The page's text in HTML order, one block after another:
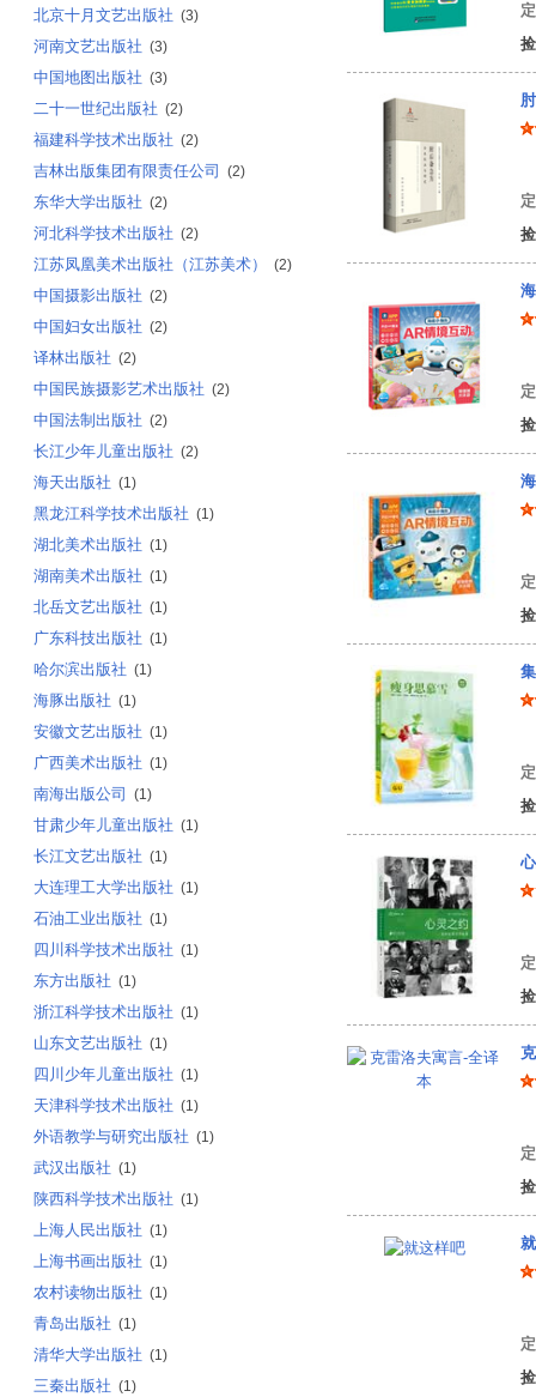
北京十月文艺出版社 (3)
河南文艺出版社 (3)
中国地图出版社 (3)
二十一世纪出版社 (2)
福建科学技术出版社 (2)
吉林出版集团有限责任公司 (2)
东华大学出版社 (2)
河北科学技术出版社 (2)
江苏凤凰美术出版社（江苏美术） (2)
中国摄影出版社 (2)
中国妇女出版社 (2)
译林出版社 (2)
中国民族摄影艺术出版社 (2)
中国法制出版社 (2)
长江少年儿童出版社 (2)
海天出版社 (1)
黑龙江科学技术出版社 (1)
湖北美术出版社 (1)
湖南美术出版社 (1)
北岳文艺出版社 (1)
广东科技出版社 (1)
哈尔滨出版社 (1)
海豚出版社 (1)
安徽文艺出版社 (1)
广西美术出版社 (1)
南海出版公司 (1)
甘肃少年儿童出版社 (1)
长江文艺出版社 (1)
大连理工大学出版社 (1)
石油工业出版社 (1)
四川科学技术出版社 (1)
东方出版社 (1)
浙江科学技术出版社 (1)
山东文艺出版社 (1)
四川少年儿童出版社 (1)
天津科学技术出版社 (1)
外语教学与研究出版社 (1)
武汉出版社 (1)
陕西科学技术出版社 (1)
上海人民出版社 (1)
上海书画出版社 (1)
农村读物出版社 (1)
青岛出版社 (1)
清华大学出版社 (1)
三秦出版社 (1)